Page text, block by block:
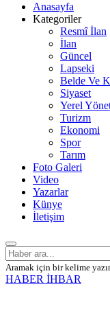
Anasayfa
Kategoriler
Resmî İlan
İlan
Güncel
Lapseki
Belde Ve
Siyaset
Yerel
Turizm
Ekonomi
Spor
Tarım
Foto Galeri
Video
Yazarlar
Künye
İletişim
Aramak için bir kelime
HABER İHBAR